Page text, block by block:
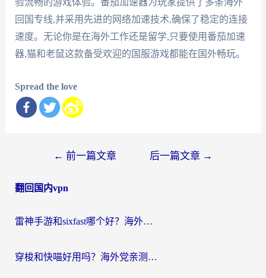
验流畅的游戏体验。番茄加速器为玩家提供了多条海外
回国专线,并采用先进的网络加速技术,确保了稳定的连接
速度。无论你是在海外工作还是留学,只要使用番茄加速
器,猫和老鼠这款备受欢迎的国服游戏都能在国外畅玩。
Spread the love
导
← 前一篇文章 后一篇文章 →
翻回国内vpn
雷神手游和sixfast哪个好？海外党亲测3款回国加速器，教你选对不踩坑
穿梭和快喵好用吗？海外党亲测：小众加速器对比+番茄加速器深度体验